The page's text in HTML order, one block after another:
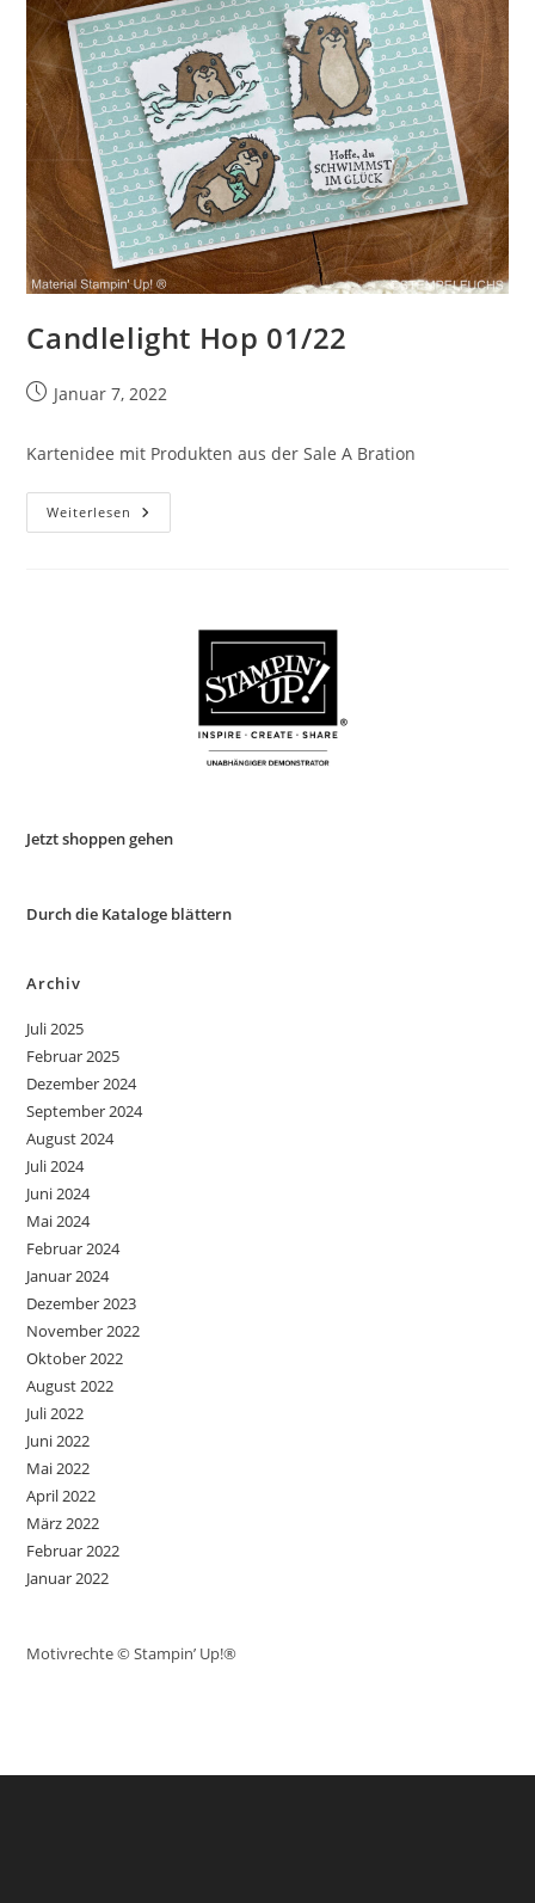
Candlelight Hop 01/22
BeitragJanuar 7, 2022
Kartenidee mit Produkten aus der Sale A Bration
Weiterlesen Candlelight
Hop
Jetzt shoppen gehen
Durch die Kataloge blättern
Archiv
Juli 2025
Februar 2025
Dezember 2024
September 2024
August 2024
Juli 2024
Juni 2024
Mai 2024
Februar 2024
Januar 2024
Dezember 2023
November 2022
Oktober 2022
August 2022
Juli 2022
Juni 2022
Mai 2022
April 2022
März 2022
Februar 2022
Januar 2022
Motivrechte © Stampin’ Up!®